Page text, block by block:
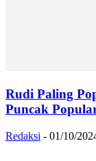
Rudi Paling
Puncak
Redaksi - 01/10/